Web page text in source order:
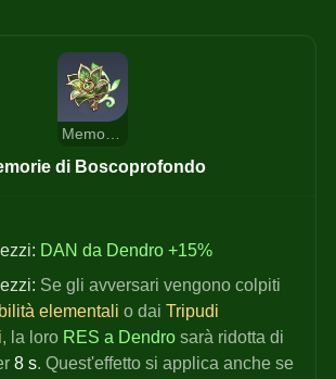
Memorie di Boscoprofondo
di Boscoprofondo
DAN da Dendro +15%
Se gli avversari vengono colpiti
elementali o dai Tripudi
, la loro RES a Dendro sarà ridotta di
8 s. Quest'effetto si applica anche se